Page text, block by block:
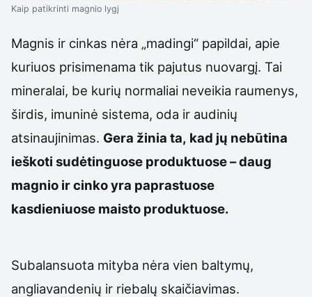
Kaip patikrinti magnio lygį
Magnis ir cinkas nėra „madingi“ papildai, apie
kuriuos prisimenama tik pajutus nuovargį. Tai
mineralai, be kurių normaliai neveikia raumenys,
širdis, imuninė sistema, oda ir audinių
atsinaujinimas. Gera žinia ta, kad jų nebūtina
ieškoti sudėtinguose produktuose – daug
magnio ir cinko yra paprastuose
kasdieniuose maisto produktuose.
Subalansuota mityba nėra vien baltymų,
angliavandenių ir riebalų skaičiavimas.